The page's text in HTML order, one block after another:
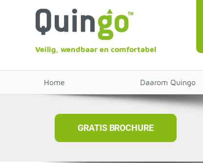
Veilig, wendbaar en comfortabel
Home Daarom Quingo
GRATIS BROCHURE